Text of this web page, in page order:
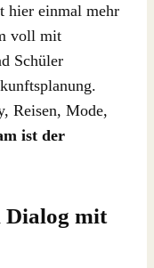
hier einmal mehr
voll mit
Schüler
Reisen, Mode,
ist der
Dialog mit